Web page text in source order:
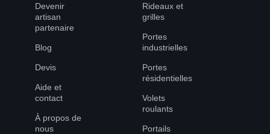
Devenir
artisan
partenaire
Blog
Devis
Aide et
contact
À propos de
nous
Rideaux et
grilles
Portes
industrielles
Portes
résidentielles
Volets
roulants
Portails